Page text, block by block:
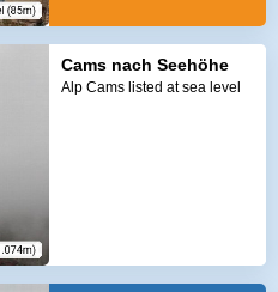
Cams nach Seehöhe
Alp Cams listed at sea level